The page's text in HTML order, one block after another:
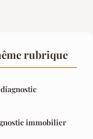
rubrique
immobilier